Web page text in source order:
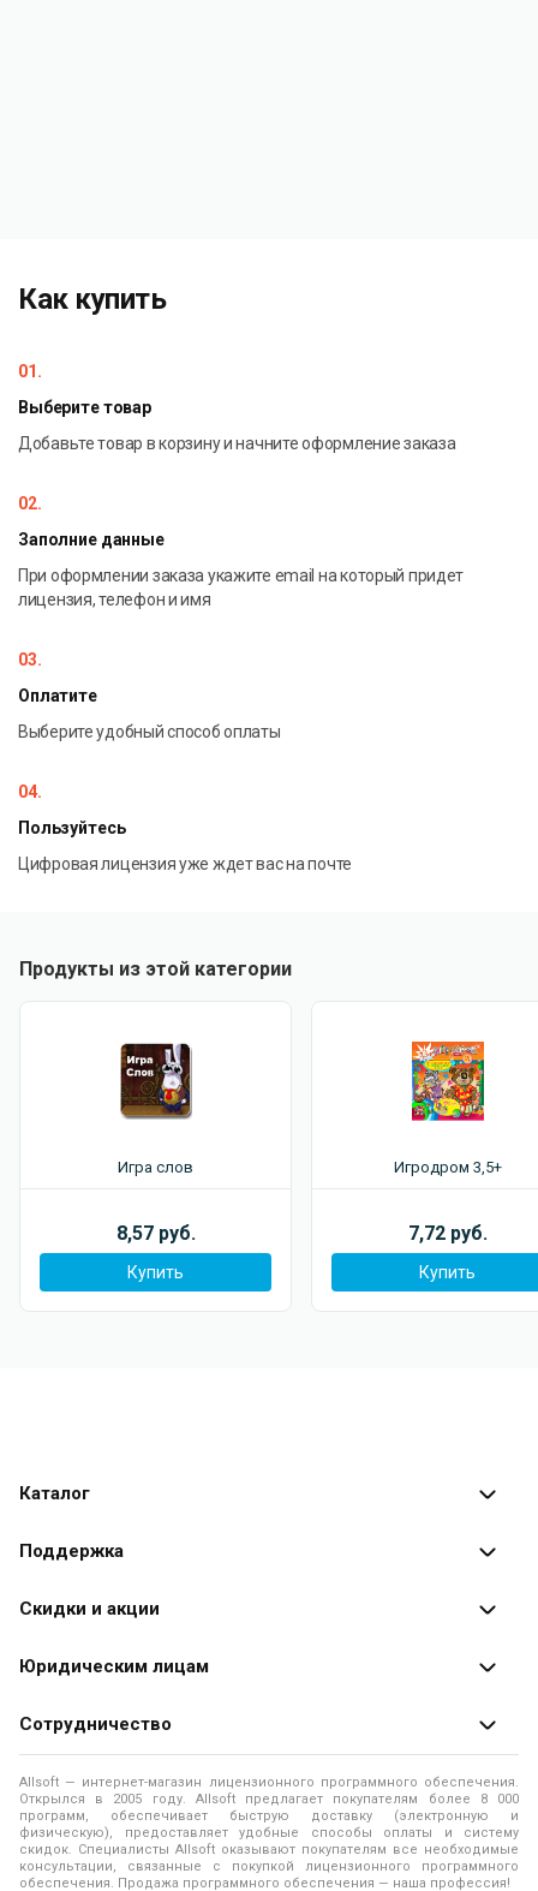
Как купить
01.
Выберите товар
Добавьте товар в корзину и начните оформление заказа
02.
Заполние данные
При оформлении заказа укажите email на который придет
лицензия, телефон и имя
03.
Оплатите
Выберите удобный способ оплаты
04.
Пользуйтесь
Цифровая лицензия уже ждет вас на почте
Продукты из этой категории
Игра слов
8,57 руб.
Купить
Игродром 3,5+
7,72 руб.
Купить
Каталог
Каталог программ
Поддержка
Оплата заказов
Доставка заказа
Помощь
Правила продажи
Политика использования файлов Cookie
Скидки и акции
Специальные
Юридическим лицам
Продажа программ юридическим лицам
О лицензировании программного обеспечения
Программы для компьютера
Контакты
Сотрудничество
О магазине
Адреса и телефоны
Новости
Allsoft — интернет-магазин лицензионного программного обеспечения.
Открылся в 2005 году. Allsoft предлагает покупателям более 8 000
программ, обеспечивает быструю доставку (электронную и
физическую), предоставляет удобные способы оплаты и систему
скидок. Специалисты Allsoft оказывают покупателям все необходимые
консультации, связанные с покупкой лицензионного программного
обеспечения. Продажа программного обеспечения — наша профессия!